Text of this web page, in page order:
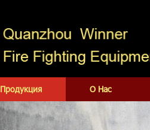
Продукция О Нас